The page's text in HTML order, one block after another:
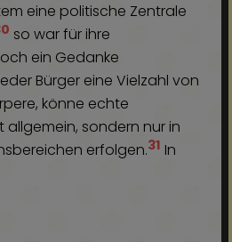
eine politische Zentrale
so war für ihre
ein Gedanke
Bürger eine Vielzahl von
könne echte
sondern nur in
erfolgen.31 In